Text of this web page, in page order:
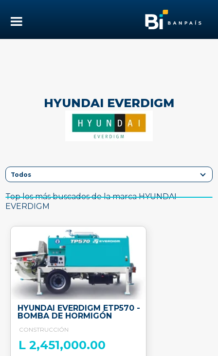
HYUNDAI EVERDIGM
Top los más buscados de la marca HYUNDAI
EVERDIGM
HYUNDAI EVERDIGM ETP570 -
BOMBA DE HORMIGÓN
CONSTRUCCIÓN
L 2,451,000.00